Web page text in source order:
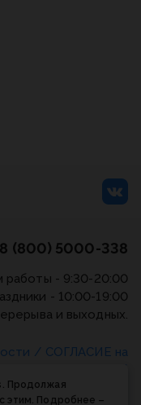
8 (800) 5000-338
работы - 9:30-20:00
- 10:00-19:00
и выходных.
/ СОГЛАСИЕ на
cookie-файлов
Продолжая
этим. Подробнее –